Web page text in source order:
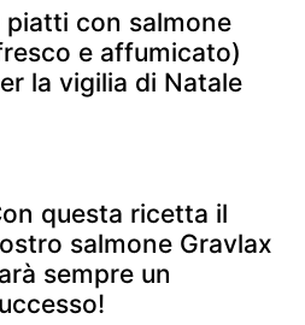
piatti con salmone
e affumicato)
la vigilia di Natale
questa ricetta il
salmone Gravlax
sempre un